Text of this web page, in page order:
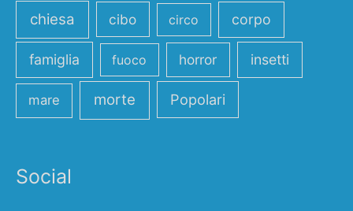
chiesa cibo circo corpo
famiglia fuoco horror insetti
mare morte Popolari
Social